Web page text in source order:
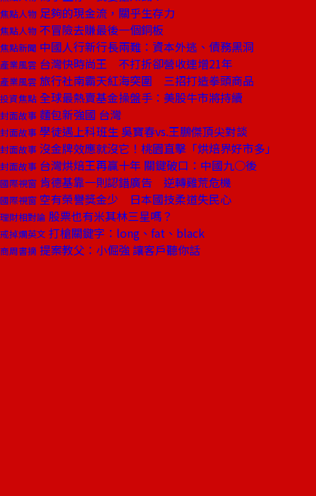
焦點人物 足夠的現金流，關乎生存力
焦點人物 不冒險去賺最後一個銅板
焦點新聞 中國人行新行長兩難：資本外逃、債務黑洞
產業風雲 台灣快時尚王 不打折卻營收連增21年
產業風雲 旅行社南霸天紅海突圍 三招打造拳頭商品
投資焦點 全球最熱賣基金操盤手：美股牛市將持續
封面故事 麵包新強國 台灣
封面故事 學徒遇上科班生 吳寶春vs.王鵬傑頂尖對談
封面故事 沒金牌效應就沒它！桃園直擊「烘焙界好市多」
封面故事 台灣烘焙王再贏十年 關鍵破口：中國九○後
國際視窗 肯德基靠一則認錯廣告 逆轉雞荒危機
國際視窗 空有榮譽獎金少 日本國技柔道失民心
理財相對論 股票也有米其林三星嗎？
戒掉爛英文 打槍關鍵字：long、fat、black
商周書摘 提案教父：小倔強 讓客戶聽你話